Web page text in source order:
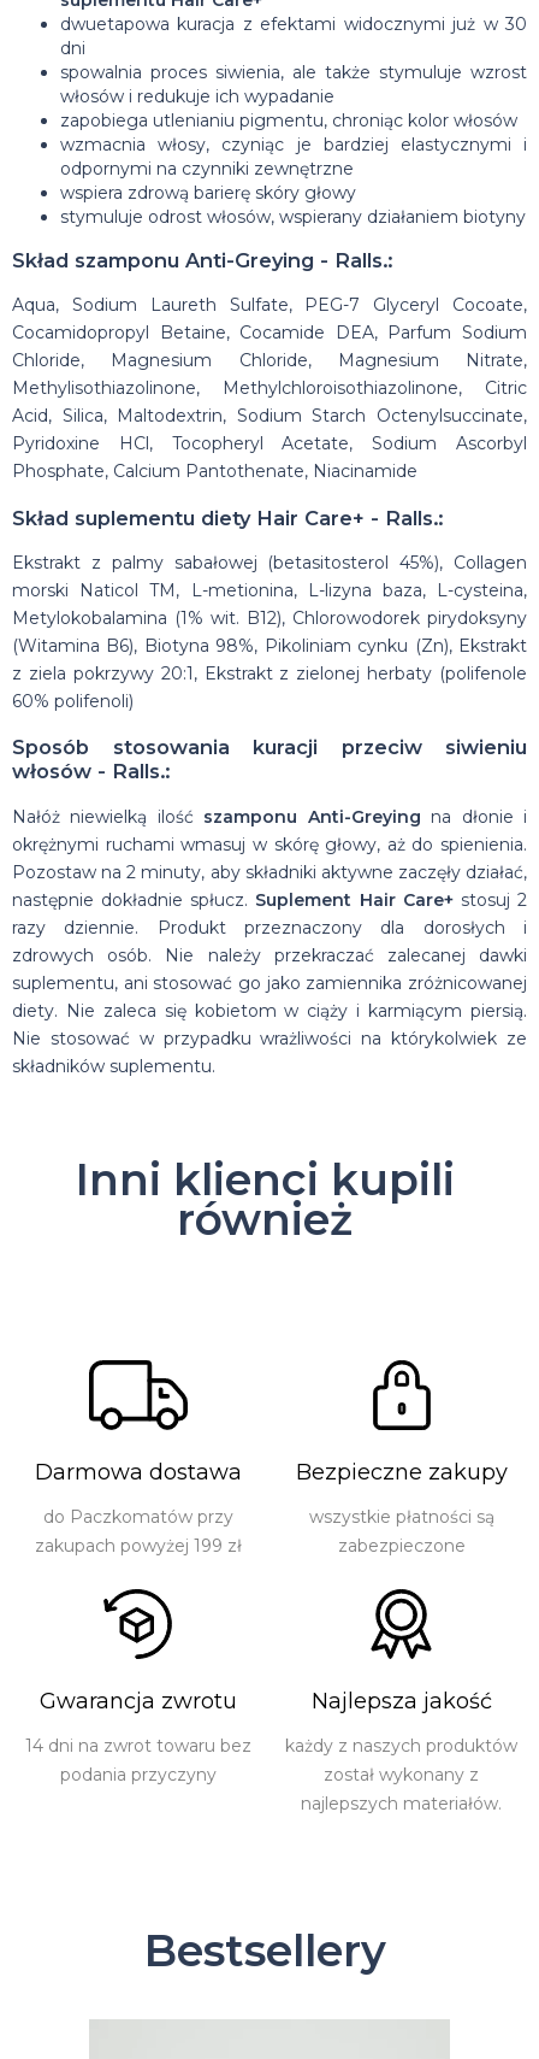
dwuetapowa kuracja z efektami widocznymi już w 30
dni
spowalnia proces siwienia, ale także stymuluje wzrost
włosów i redukuje ich wypadanie
zapobiega utlenianiu pigmentu, chroniąc kolor włosów
wzmacnia włosy, czyniąc je bardziej elastycznymi i
odpornymi na czynniki zewnętrzne
wspiera zdrową barierę skóry głowy
stymuluje odrost włosów, wspierany działaniem biotyny
Skład szamponu Anti-Greying - Ralls.:
Aqua, Sodium Laureth Sulfate, PEG-7 Glyceryl Cocoate,
Cocamidopropyl Betaine, Cocamide DEA, Parfum Sodium
Chloride, Magnesium Chloride, Magnesium Nitrate,
Methylisothiazolinone, Methylchloroisothiazolinone, Citric
Acid, Silica, Maltodextrin, Sodium Starch Octenylsuccinate,
Pyridoxine HCl, Tocopheryl Acetate, Sodium Ascorbyl
Phosphate, Calcium Pantothenate, Niacinamide
Skład suplementu diety Hair Care+ - Ralls.:
Ekstrakt z palmy sabałowej (betasitosterol 45%), Collagen
morski Naticol TM, L-metionina, L-lizyna baza, L-cysteina,
Metylokobalamina (1% wit. B12), Chlorowodorek pirydoksyny
(Witamina B6), Biotyna 98%, Pikoliniam cynku (Zn), Ekstrakt
z ziela pokrzywy 20:1, Ekstrakt z zielonej herbaty (polifenole
60% polifenoli)
Sposób stosowania kuracji przeciw siwieniu
włosów - Ralls.:
Nałóż niewielką ilość szamponu Anti-Greying na dłonie i
okrężnymi ruchami wmasuj w skórę głowy, aż do spienienia.
Pozostaw na 2 minuty, aby składniki aktywne zaczęły działać,
następnie dokładnie spłucz. Suplement Hair Care+stosuj 2
razy dziennie. Produkt przeznaczony dla dorosłych i
zdrowych osób. Nie należy przekraczać zalecanej dawki
suplementu, ani stosować go jako zamiennika zróżnicowanej
diety. Nie zaleca się kobietom w ciąży i karmiącym piersią.
Nie stosować w przypadku wrażliwości na którykolwiek ze
składników suplementu.
Inni klienci kupili
również
Darmowa dostawa
do Paczkomatów przy
zakupach powyżej 199 zł
Bezpieczne zakupy
wszystkie płatności są
zabezpieczone
Gwarancja zwrotu
14 dni na zwrot towaru bez
podania przyczyny
Najlepsza jakość
każdy z naszych produktów
został wykonany z
najlepszych materiałów.
Bestsellery